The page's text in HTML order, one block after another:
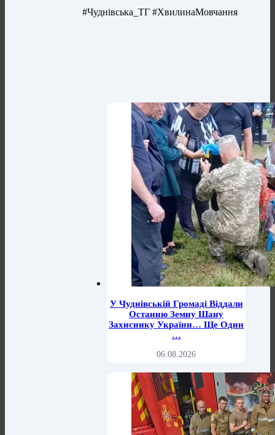
#Чуднівська_ТГ #ХвилинаМовчання
У Чуднівській Громаді Віддали
Останню Земну Шану
Захиснику України… Ще Один
…
06.08.2026